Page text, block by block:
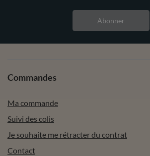
Abonner
Commandes
Ma commande
Suivi des colis
Je souhaite me rétracter du contrat
Contact